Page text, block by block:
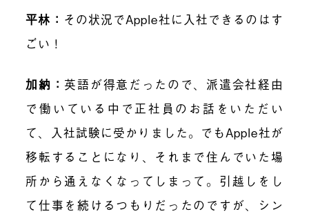
平林 ： その状況でApple社に入社できるのはす
ごい！
加納 ： 英語が得意だったので、派遣会社経由
で働いている中で正社員のお話をいただい
て、入社試験に受かりました。でもApple社が
移転することになり、それまで住んでいた場
所から通えなくなってしまって。引越しをし
て仕事を続けるつもりだったのですが、シン